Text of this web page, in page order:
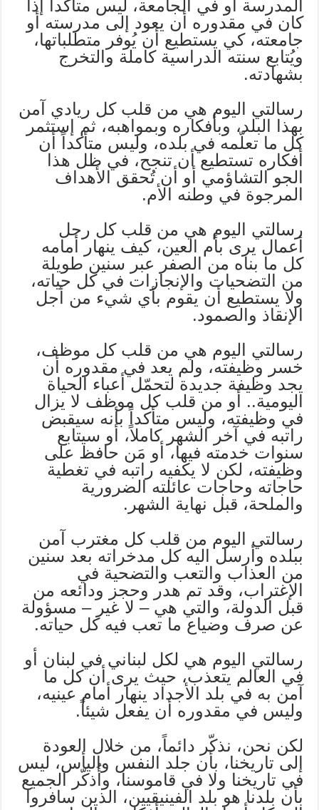
المدرسة أو في الجامعة، ليس متأكداً إذا
كان في مقدوره أن يعود إلى مدرسته أو
جامعته، كي يستطيع أن يُوفر متطلباتها،
ويُتابع سنته الدراسية كاملة والتخرج
بشهادته.
رسالتي اليوم هي من قلب كل ريادي آمن
بهذا البلد، وبأفكاره وبمواهبه، ثم إستثمر
كل ما تعلّمه في بلده، وليس متأكداً أن
أفكاره تستطيع أن تنجح، في ظل هذا
الجو التشاؤمي أو أن تُحقق الأهداف
المرجوة في وطنه الأم.
رسالتي اليوم هي من قلب كل رجل
أعمال يرى بأم العين، كيف ينهار أمامه
كل ما بناه من الصفر عبر سنين طويلة
من التضحيات والإنجازات في كل حياته،
ولا يستطيع أن يقوم بأي شيء من أجل
الإنقاذ والصمود.
رسالتي اليوم هي من قلب كل موظف،
خسر وظيفته، ولم يعد في مقدوره أن
يجد وظيفة جديدة لتحمّل أعباء الحياة
اليومية.. أو من قلب كل موظف لا يزال
في وظيفته، وليس متأكداً بأنه سيقبض
راتبه في آخر الشهر كاملاً، أو سيتابع
سنوات خدمته فيها، أو مَن حافظ على
وظيفته، لكن لا يكفيه راتبه في تغطية
حاجاته وحاجات عائلته الضرورية
والملحة، قبل نهاية الشهر.
رسالتي اليوم من قلب كل مغترب آمن
ببلده وأرسل اليه كل مدخراته بعد سنين
من العذاب والتعب والتضحية في
الإغتراب، وقد تم هدر وحجز ودائعه من
قبل الدولة، والتي هي – لا غير – مسؤولة
عن صرف وضياع ما تعب فيه كل حياته.
رسالتي اليوم هي لكل لبناني في لبنان أو
في العالم يتعذب، حيث يرى أن كل ما
آمن به في بلد الأجداد ينهار أمام عينيه،
وليس في مقدوره أن يفعل شيئاً.
لكن نحن، نذكّر دائماً، من خلال العودة
إلى تاريخنا، بأن جلد النفس واليأس، ليس
في تاريخنا ولا في قاموسنا، وأُذكّر الجميع
بأن بلدنا هو بلد الفينيقيين، الذين سافروا